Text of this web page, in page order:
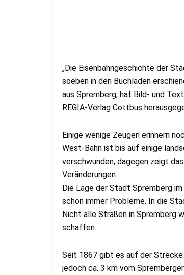
„Die Eisenbahngeschichte der
soeben in den Buchläden
aus Spremberg, hat Bild- und
REGIA-Verlag Cottbus
Einige wenige Zeugen erinnern
West-Bahn ist bis auf einige
verschwunden, dagegen zeigt
Veränderungen.
Die Lage der Stadt Spremberg
schon immer Probleme. In die
Nicht alle Straßen in Spremberg
schaffen.
Seit 1867 gibt es auf der
jedoch ca. 3 km vom